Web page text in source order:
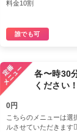
料金10割
誰でも可
各〜時30
ください！
0円
こちらのメニューは選
ルさせていただきます